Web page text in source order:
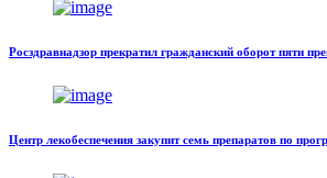
Росздравнадзор прекратил гражданский оборот пяти
Центр лекобеспечения закупит семь препаратов по